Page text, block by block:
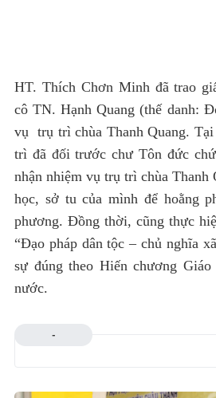
HT. Thích Chơn Minh đã trao
cô TN. Hạnh Quang (thế danh:
vụ trụ trì chùa Thanh Quang.
trì đã đối trước chư Tôn đức
nhận nhiệm vụ trụ trì chùa Thanh
học, sở tu của mình để hoằng
phương. Đồng thời, cũng thực
“Đạo pháp dân tộc – chủ nghĩa
sự đúng theo Hiến chương
nước.
-